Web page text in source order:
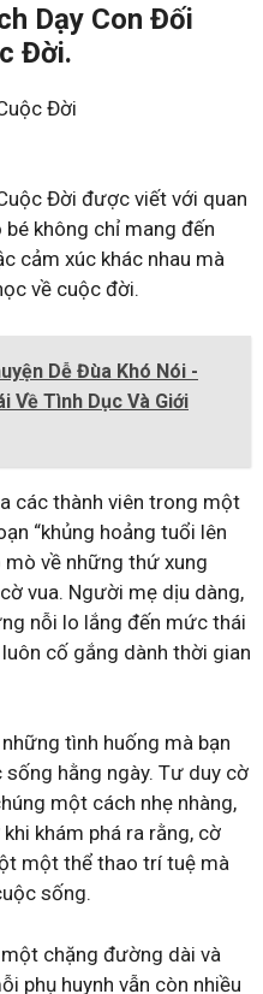
Dạy Con Đối
Đời.
Đời
Đời được viết với quan
không chỉ mang đến
cảm xúc khác nhau mà
về cuộc đời.
Dễ Đùa Khó Nói -
Về Tình Dục Và Giới
các thành viên trong một
“khủng hoảng tuổi lên
mò về những thứ xung
vua. Người mẹ dịu dàng,
nỗi lo lắng đến mức thái
cố gắng dành thời gian
tình huống mà bạn
hằng ngày. Tư duy cờ
một cách nhẹ nhàng,
khám phá ra rằng, cờ
một thể thao trí tuệ mà
sống.
chặng đường dài và
phụ huynh vẫn còn nhiều